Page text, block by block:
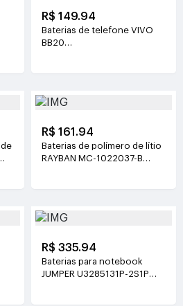
R$ 149.94
Baterias de telefone VIVO
BB20
R$ 161.94
Baterias de polímero de lítio
RAYBAN MC-1022037-B
R$ 335.94
Baterias para notebook
JUMPER U3285131P-2S1P